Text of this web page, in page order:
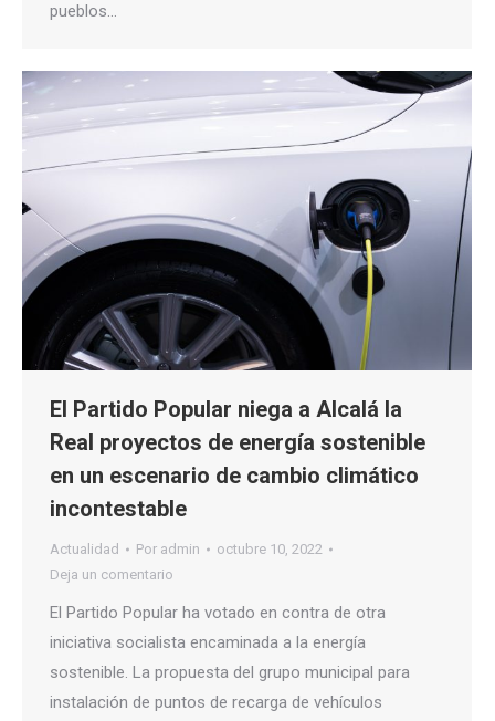
pueblos…
El Partido Popular niega a Alcalá la
Real proyectos de energía sostenible
en un escenario de cambio climático
incontestable
Actualidad Por admin
octubre 10, 2022
Deja un comentario
El Partido Popular ha votado en contra de otra
iniciativa socialista encaminada a la energía
sostenible. La propuesta del grupo municipal para
instalación de puntos de recarga de vehículos